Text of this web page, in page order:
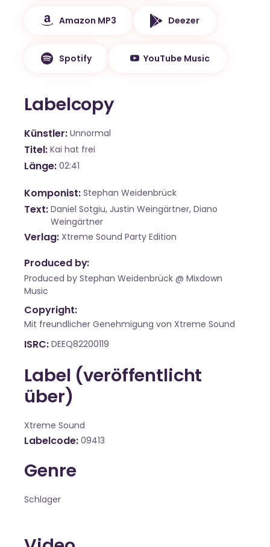
Amazon MP3 Deezer
Spotify YouTube Music
Labelcopy
Künstler Unnormal
Titel Kai hat frei
Länge 02:41
Komponist Stephan Weidenbrück
Text Daniel Sotgiu, Justin Weingärtner, Diano
Weingärtner
Verlag Xtreme Sound Party Edition
Produced by:
Produced by Stephan Weidenbrück @ Mixdown
Music
Copyright:
Mit freundlicher Genehmigung von Xtreme Sound
ISRC DEEQ82200119
Label (veröffentlicht
über)
Xtreme Sound
Labelcode 09413
Genre
Schlager